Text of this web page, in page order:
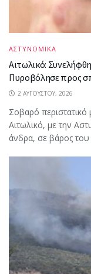
ΑΣΤΥΝΟΜΙΚΑ
Αιτωλικό:
Πυροβόλησε προς
2 ΑΥΓΟΎΣΤΟΥ, 2026
Σοβαρό
Αιτωλικό, με την
άνδρα, σε βάρος του